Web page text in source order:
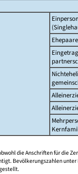
Ehepaare
die Anschriften für die
Bevölkerungszahlen